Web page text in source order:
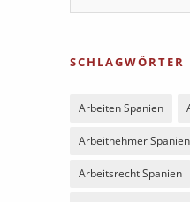
SCHLAGWÖRTER
Arbeiten Spanien
Arbeitnehmer Spanien
Arbeitsrecht Spanien